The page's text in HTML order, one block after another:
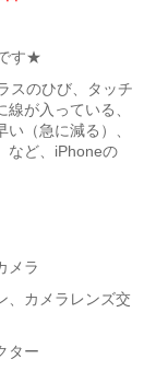
す★
スのひび、タッチ
が入っている、
（急に減る）、
など、iPhoneの
メラ
、カメラレンズ交
ター